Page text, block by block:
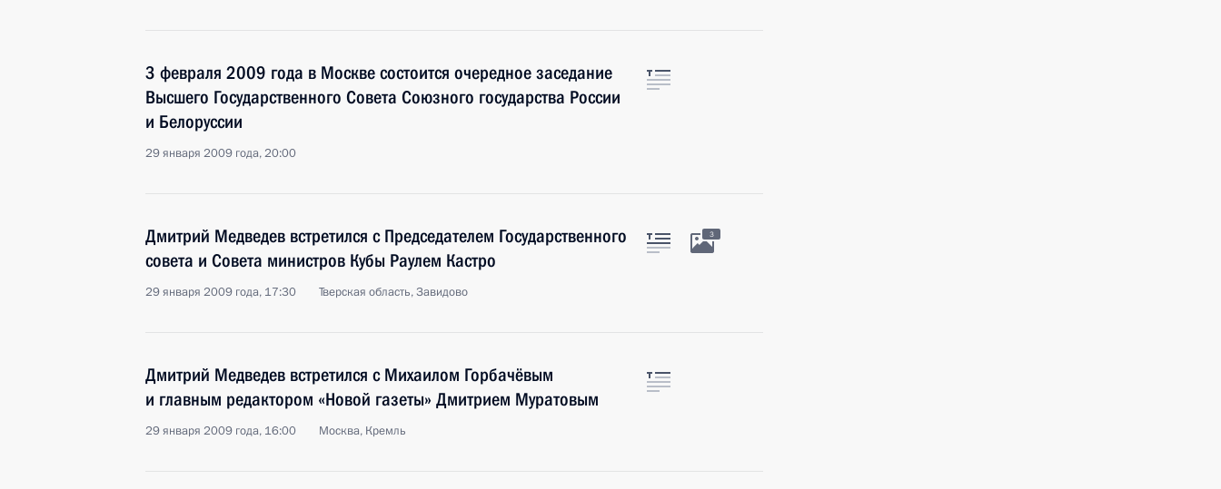
3 февраля 2009 года в Москве состоится очередное заседание
Высшего Государственного Совета Союзного государства России
и Белоруссии
29 января 2009 года, 20:00
Дмитрий Медведев встретился с Председателем Государственного
совета и Совета министров Кубы Раулем Кастро
29 января 2009 года, 17:30 Тверская область, Завидово
3
Дмитрий Медведев встретился с Михаилом Горбачёвым
и главным редактором «Новой газеты» Дмитрием Муратовым
29 января 2009 года, 16:00 Москва, Кремль